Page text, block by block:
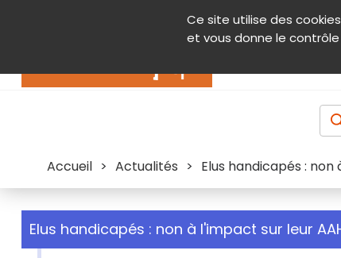
Ce site utilise des
et vous donne le
Contenu Aide et accessibilité
Accueil > Actualités > Elus handicapés :
Elus handicapés : non à l'impact sur leur